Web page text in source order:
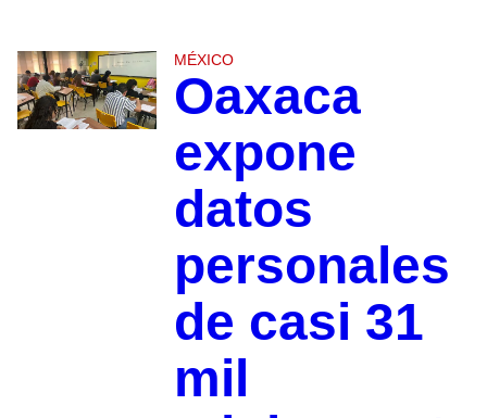
MÉXICO
Oaxaca
expone
datos
personales
de casi 31
mil